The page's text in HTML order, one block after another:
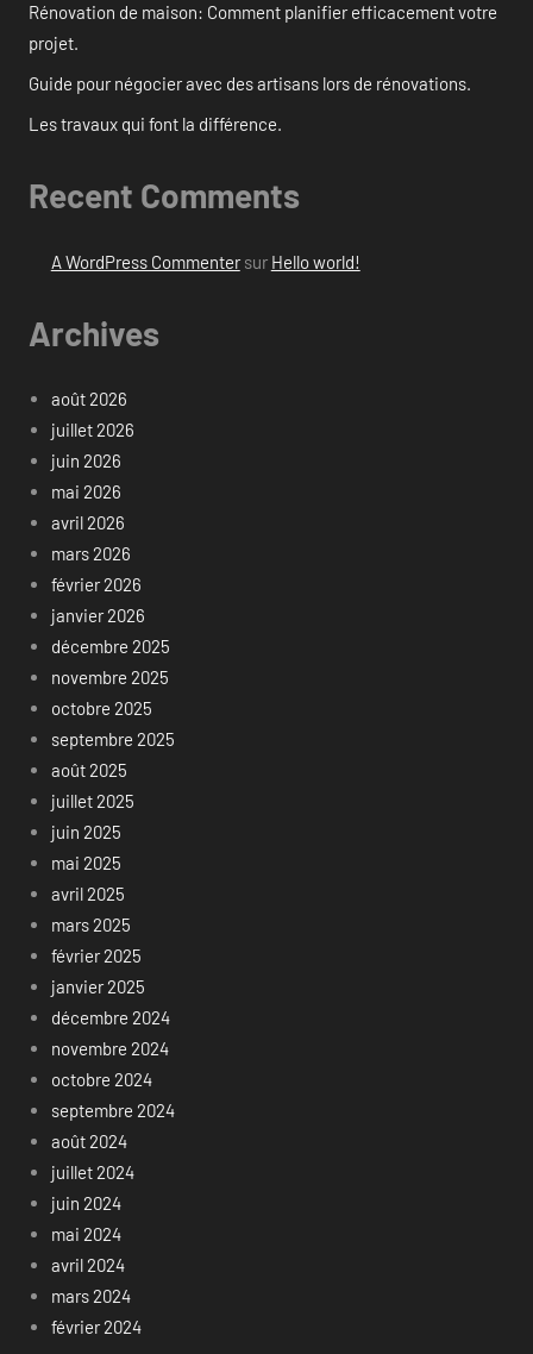
Rénovation de maison: Comment planifier efficacement votre
projet.
Guide pour négocier avec des artisans lors de rénovations.
Les travaux qui font la différence.
Recent Comments
A WordPress Commentersur Hello world!
Archives
août 2026
juillet 2026
juin 2026
mai 2026
avril 2026
mars 2026
février 2026
janvier 2026
décembre 2025
novembre 2025
octobre 2025
septembre 2025
août 2025
juillet 2025
juin 2025
mai 2025
avril 2025
mars 2025
février 2025
janvier 2025
décembre 2024
novembre 2024
octobre 2024
septembre 2024
août 2024
juillet 2024
juin 2024
mai 2024
avril 2024
mars 2024
février 2024